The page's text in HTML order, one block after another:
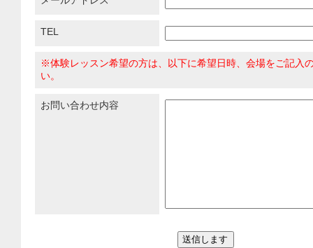
TEL
※体験レッスン希望の方は、以下に希望日時、会場をご記入
い。
お問い合わせ内容